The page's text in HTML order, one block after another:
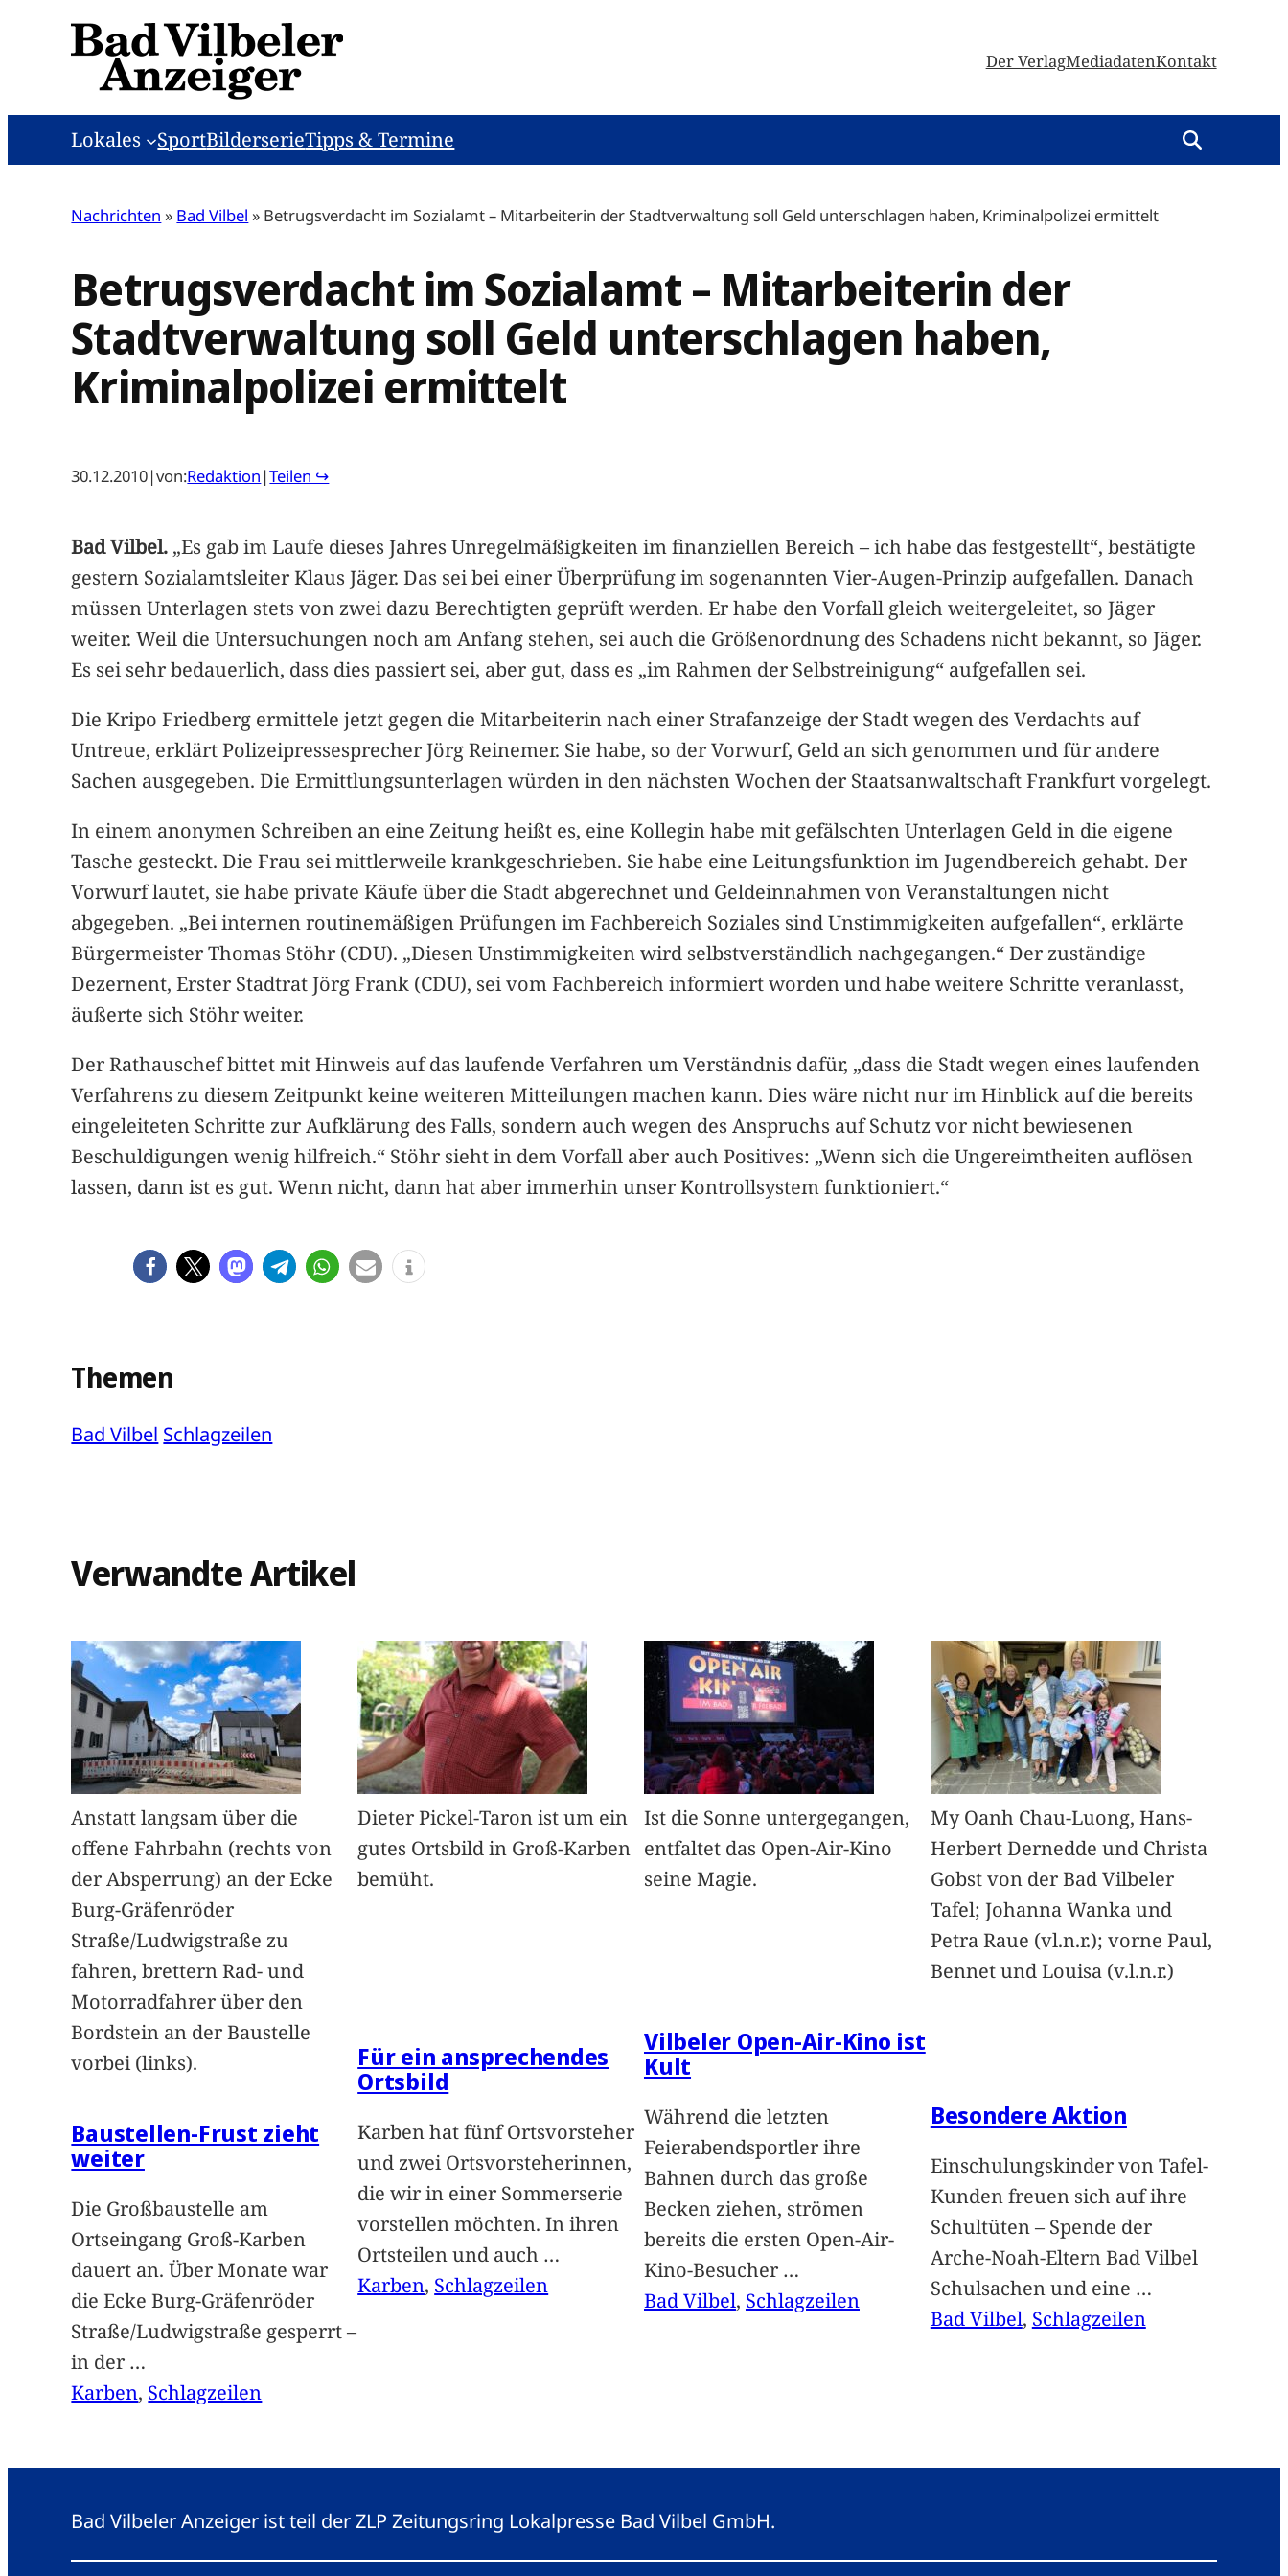
Der VerlagMediadatenKontakt
Lokales SportBilderserieTipps & Termine
Nachrichten » Bad Vilbel » Betrugsverdacht im Sozialamt – Mitarbeiterin der Stadtverwaltung soll Geld unterschlagen haben, Kriminalpolizei ermittelt
Betrugsverdacht im Sozialamt – Mitarbeiterin der
Stadtverwaltung soll Geld unterschlagen haben,
Kriminalpolizei ermittelt
30.12.2010|von:Redaktion |Teilen ↪
Bad Vilbel. „Es gab im Laufe dieses Jahres Unregelmäßigkeiten im finanziellen Bereich – ich habe das festgestellt“, bestätigte
gestern Sozialamtsleiter Klaus Jäger. Das sei bei einer Überprüfung im sogenannten Vier-Augen-Prinzip aufgefallen. Danach
müssen Unterlagen stets von zwei dazu Berechtigten geprüft werden. Er habe den Vorfall gleich weitergeleitet, so Jäger
weiter. Weil die Untersuchungen noch am Anfang stehen, sei auch die Größenordnung des Schadens nicht bekannt, so Jäger.
Es sei sehr bedauerlich, dass dies passiert sei, aber gut, dass es „im Rahmen der Selbstreinigung“ aufgefallen sei.
Die Kripo Friedberg ermittele jetzt gegen die Mitarbeiterin nach einer Strafanzeige der Stadt wegen des Verdachts auf
Untreue, erklärt Polizeipressesprecher Jörg Reinemer. Sie habe, so der Vorwurf, Geld an sich genommen und für andere
Sachen ausgegeben. Die Ermittlungsunterlagen würden in den nächsten Wochen der Staatsanwaltschaft Frankfurt vorgelegt.
In einem anonymen Schreiben an eine Zeitung heißt es, eine Kollegin habe mit gefälschten Unterlagen Geld in die eigene
Tasche gesteckt. Die Frau sei mittlerweile krankgeschrieben. Sie habe eine Leitungsfunktion im Jugendbereich gehabt. Der
Vorwurf lautet, sie habe private Käufe über die Stadt abgerechnet und Geldeinnahmen von Veranstaltungen nicht
abgegeben. „Bei internen routinemäßigen Prüfungen im Fachbereich Soziales sind Unstimmigkeiten aufgefallen“, erklärte
Bürgermeister Thomas Stöhr (CDU). „Diesen Unstimmigkeiten wird selbstverständlich nachgegangen.“ Der zuständige
Dezernent, Erster Stadtrat Jörg Frank (CDU), sei vom Fachbereich informiert worden und habe weitere Schritte veranlasst,
äußerte sich Stöhr weiter.
Der Rathauschef bittet mit Hinweis auf das laufende Verfahren um Verständnis dafür, „dass die Stadt wegen eines laufenden
Verfahrens zu diesem Zeitpunkt keine weiteren Mitteilungen machen kann. Dies wäre nicht nur im Hinblick auf die bereits
eingeleiteten Schritte zur Aufklärung des Falls, sondern auch wegen des Anspruchs auf Schutz vor nicht bewiesenen
Beschuldigungen wenig hilfreich.“ Stöhr sieht in dem Vorfall aber auch Positives: „Wenn sich die Ungereimtheiten auflösen
lassen, dann ist es gut. Wenn nicht, dann hat aber immerhin unser Kontrollsystem funktioniert.“
Themen
Bad Vilbel Schlagzeilen
Verwandte Artikel
Anstatt langsam über die
offene Fahrbahn (rechts von
der Absperrung) an der Ecke
Burg-Gräfenröder
Straße/Ludwigstraße zu
fahren, brettern Rad- und
Motorradfahrer über den
Bordstein an der Baustelle
vorbei (links).
Baustellen-Frust zieht
weiter
Die Großbaustelle am
Ortseingang Groß-Karben
dauert an. Über Monate war
die Ecke Burg-Gräfenröder
Straße/Ludwigstraße gesperrt –
in der …
Karben, Schlagzeilen
Dieter Pickel-Taron ist um ein
gutes Ortsbild in Groß-Karben
bemüht.
Für ein ansprechendes
Ortsbild
Karben hat fünf Ortsvorsteher
und zwei Ortsvorsteherinnen,
die wir in einer Sommerserie
vorstellen möchten. In ihren
Ortsteilen und auch …
Karben, Schlagzeilen
Ist die Sonne untergegangen,
entfaltet das Open-Air-Kino
seine Magie.
Vilbeler Open-Air-Kino ist
Kult
Während die letzten
Feierabendsportler ihre
Bahnen durch das große
Becken ziehen, strömen
bereits die ersten Open-Air-
Kino-Besucher …
Bad Vilbel, Schlagzeilen
My Oanh Chau-Luong, Hans-
Herbert Dernedde und Christa
Gobst von der Bad Vilbeler
Tafel; Johanna Wanka und
Petra Raue (vl.n.r.); vorne Paul,
Bennet und Louisa (v.l.n.r.)
Besondere Aktion
Einschulungskinder von Tafel-
Kunden freuen sich auf ihre
Schultüten – Spende der
Arche-Noah-Eltern Bad Vilbel
Schulsachen und eine …
Bad Vilbel, Schlagzeilen
Bad Vilbeler Anzeiger ist teil der ZLP Zeitungsring Lokalpresse Bad Vilbel GmbH.